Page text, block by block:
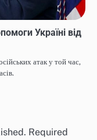
Україні від
атак у той час,
Required